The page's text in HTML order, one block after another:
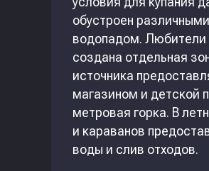
обустроен
водопадом. Любители
создана отдельная
источника
магазином и детской
метровая горка. В
и караванов
воды и слив отходов.